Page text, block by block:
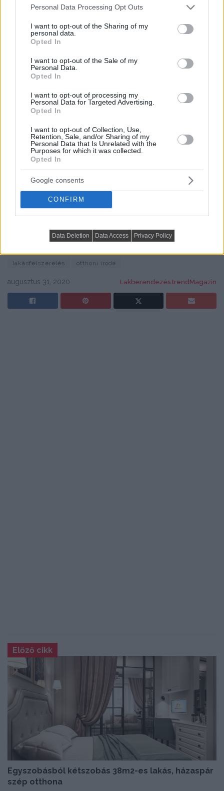
Please note that this website/app uses one or more Google
not limited to your visit or usage behaviour. You may click to
grant or deny consent to Google and its third-party tags to
use your data for below specified purposes in below Google
consent section.
Personal Data Processing Opt Outs
I want to opt-out of the Sharing of my
personal data.
Opted In
I want to opt-out of the Sale of my
Personal Data.
Opted In
I want to opt-out of processing my
Personal Data for Targeted Advertising.
Opted In
I want to opt-out of Collection, Use,
Retention, Sale, and/or Sharing of my
Personal Data that Is Unrelated with the
Purposes for which it was collected.
Opted In
Google consents
CONFIRM
Data Deletion Data Access Privacy Policy
Bútor, lakásberendezés ötletek, trendek,
újdonságok
Kedveled a Lakbermagazint? Állítsd be itt, hogy előrébb
jelenjenek meg cikkeink a Google-találataidban.
lakásfelszerelés
otthoni iroda
augusztus 31, 2020 Lakberendezés trendMagazin
Előző cikk
Egyszobásból kétszobás 38m2-es lakás, házaspár
szép otthona